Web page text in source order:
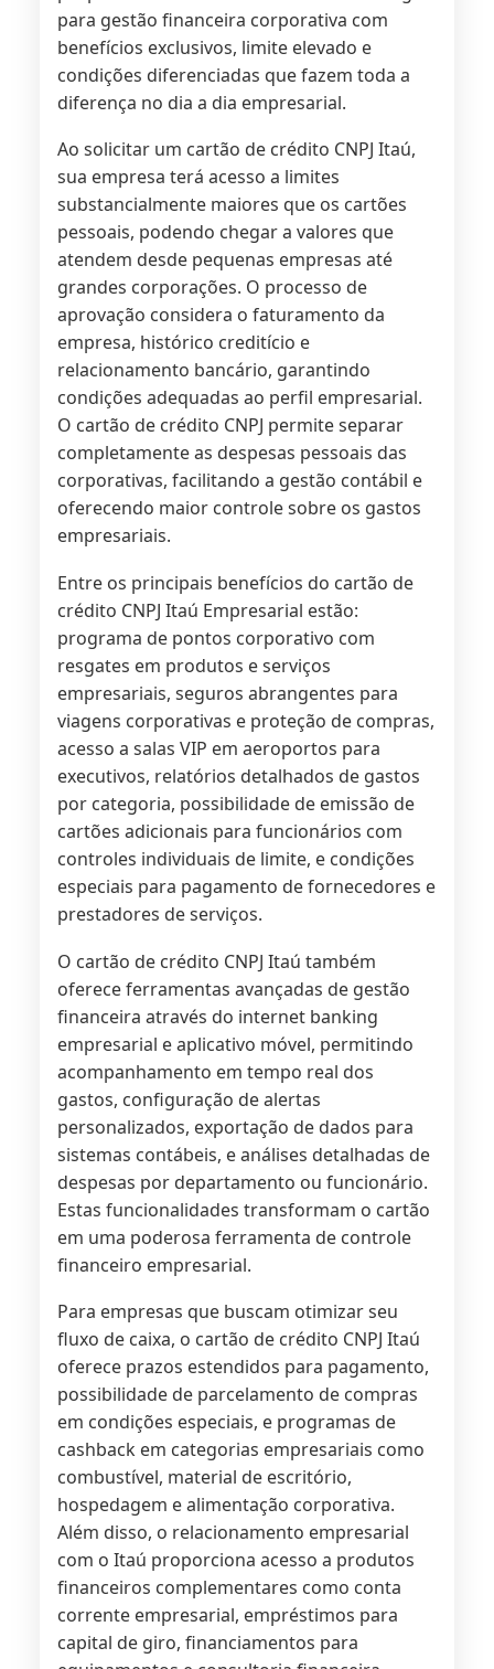
para gestão financeira corporativa com
benefícios exclusivos, limite elevado e
condições diferenciadas que fazem toda a
diferença no dia a dia empresarial.
Ao solicitar um cartão de crédito CNPJ Itaú,
sua empresa terá acesso a limites
substancialmente maiores que os cartões
pessoais, podendo chegar a valores que
atendem desde pequenas empresas até
grandes corporações. O processo de
aprovação considera o faturamento da
empresa, histórico creditício e
relacionamento bancário, garantindo
condições adequadas ao perfil empresarial.
O cartão de crédito CNPJ permite separar
completamente as despesas pessoais das
corporativas, facilitando a gestão contábil e
oferecendo maior controle sobre os gastos
empresariais.
Entre os principais benefícios do cartão de
crédito CNPJ Itaú Empresarial estão:
programa de pontos corporativo com
resgates em produtos e serviços
empresariais, seguros abrangentes para
viagens corporativas e proteção de compras,
acesso a salas VIP em aeroportos para
executivos, relatórios detalhados de gastos
por categoria, possibilidade de emissão de
cartões adicionais para funcionários com
controles individuais de limite, e condições
especiais para pagamento de fornecedores e
prestadores de serviços.
O cartão de crédito CNPJ Itaú também
oferece ferramentas avançadas de gestão
financeira através do internet banking
empresarial e aplicativo móvel, permitindo
acompanhamento em tempo real dos
gastos, configuração de alertas
personalizados, exportação de dados para
sistemas contábeis, e análises detalhadas de
despesas por departamento ou funcionário.
Estas funcionalidades transformam o cartão
em uma poderosa ferramenta de controle
financeiro empresarial.
Para empresas que buscam otimizar seu
fluxo de caixa, o cartão de crédito CNPJ Itaú
oferece prazos estendidos para pagamento,
possibilidade de parcelamento de compras
em condições especiais, e programas de
cashback em categorias empresariais como
combustível, material de escritório,
hospedagem e alimentação corporativa.
Além disso, o relacionamento empresarial
com o Itaú proporciona acesso a produtos
financeiros complementares como conta
corrente empresarial, empréstimos para
capital de giro, financiamentos para